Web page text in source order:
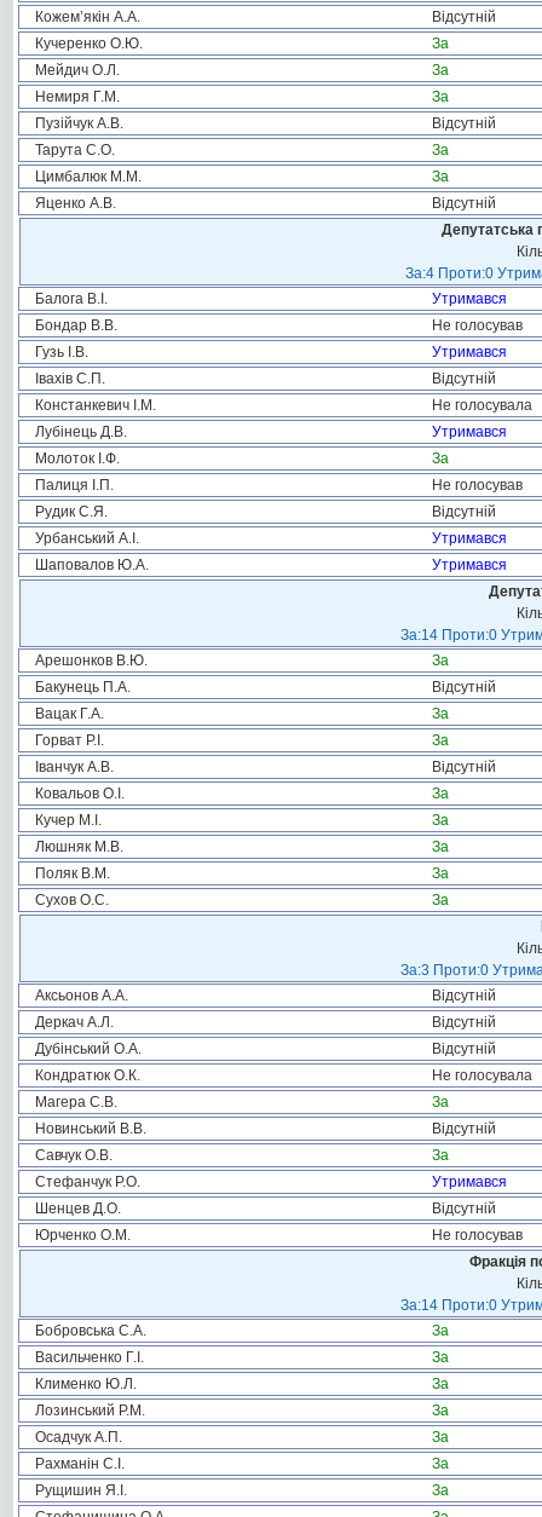
Кожем’якін А.А.
Відсутній
Кучеренко О.Ю.
За
Мейдич О.Л.
За
Немиря Г.М.
За
Пузійчук А.В.
Відсутній
Тарута С.О.
За
Цимбалюк М.М.
За
Яценко А.В.
Відсутній
Депутатська
За:4 Проти:0
Балога В.І.
Утримався
Бондар В.В.
Не голосував
Гузь І.В.
Утримався
Івахів С.П.
Відсутній
Констанкевич І.М.
Не голосувала
Лубінець Д.В.
Утримався
Молоток І.Ф.
За
Палиця І.П.
Не голосував
Рудик С.Я.
Відсутній
Урбанський А.І.
Утримався
Шаповалов Ю.А.
Утримався
За:14 Проти:0
Арешонков В.Ю.
За
Бакунець П.А.
Відсутній
Вацак Г.А.
За
Горват Р.І.
За
Іванчук А.В.
Відсутній
Ковальов О.І.
За
Кучер М.І.
За
Люшняк М.В.
За
Поляк В.М.
За
Сухов О.С.
За
За:3 Проти:0
Аксьонов А.А.
Відсутній
Деркач А.Л.
Відсутній
Дубінський О.А.
Відсутній
Кондратюк О.К.
Не голосувала
Магера С.В.
За
Новинський В.В.
Відсутній
Савчук О.В.
За
Стефанчук Р.О.
Утримався
Шенцев Д.О.
Відсутній
Юрченко О.М.
Не голосував
Фракція
За:14 Проти:0
Бобровська С.А.
За
Васильченко Г.І.
За
Клименко Ю.Л.
За
Лозинський Р.М.
За
Осадчук А.П.
За
Рахманін С.І.
За
Рущишин Я.І.
За